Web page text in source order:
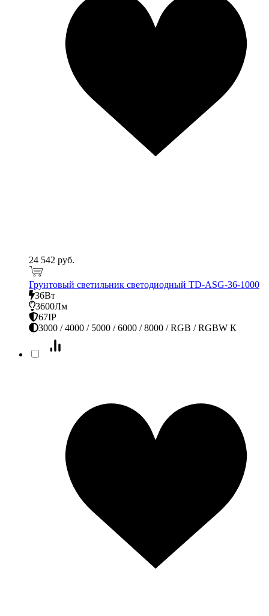
24 542 руб.
Грунтовый светильник светодиодный TD-ASG-36-1000
36Вт
3600Лм
67IP
3000 / 4000 / 5000 / 6000 / 8000 / RGB / RGBW К